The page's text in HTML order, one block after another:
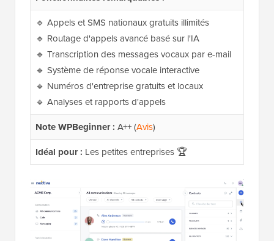
🔹 Appels et SMS nationaux gratuits illimités
🔹 Routage d'appels avancé basé sur l'IA
🔹 Transcription des messages vocaux par e-mail
🔹 Système de réponse vocale interactive
🔹 Numéros d'entreprise gratuits et locaux
🔹 Analyses et rapports d'appels
Note WPBeginner : A++ (Avis)
Idéal pour : Les petites entreprises 🏆